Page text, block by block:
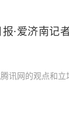
·爱济南记
讯网的观点和立